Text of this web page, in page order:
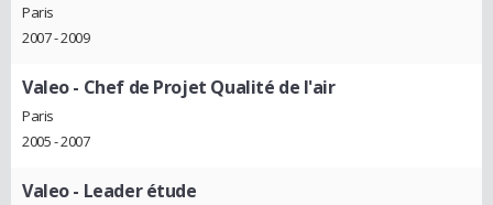
Paris
2007 - 2009
Valeo- Chef de Projet Qualité de l'air
Paris
2005 - 2007
Valeo- Leader étude